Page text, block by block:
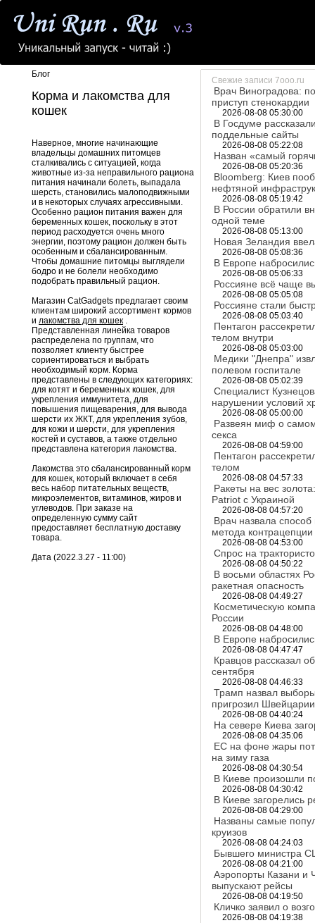
Блог
Корма и лакомства для
кошек
Наверное, многие начинающие
владельцы домашних питомцев
сталкивались с ситуацией, когда
животные из-за неправильного рациона
питания начинали болеть, выпадала
шерсть, становились малоподвижными
и в некоторых случаях агрессивными.
Особенно рацион питания важен для
беременных кошек, поскольку в этот
период расходуется очень много
энергии, поэтому рацион должен быть
особенным и сбалансированным.
Чтобы домашние питомцы выглядели
бодро и не болели необходимо
подобрать правильный рацион.
Магазин CatGadgets предлагает своим
клиентам широкий ассортимент кормов
и лакомства для кошек .
Представленная линейка товаров
распределена по группам, что
позволяет клиенту быстрее
сориентироваться и выбрать
необходимый корм. Корма
представлены в следующих категориях:
для котят и беременных кошек, для
укрепления иммунитета, для
повышения пищеварения, для вывода
шерсти их ЖКТ, для укрепления зубов,
для кожи и шерсти, для укрепления
костей и суставов, а также отдельно
представлена категория лакомства.
Лакомства это сбалансированный корм
для кошек, который включает в себя
весь набор питательных веществ,
микроэлементов, витаминов, жиров и
углеводов. При заказе на
определенную сумму сайт
предоставляет бесплатную доставку
товара.
Дата (2022.3.27 - 11:00)
Свежие записи 7ooo.ru
Врач Виноградова:
приступ стенокардии
2026-08-08 05:30:00
В Госдуме
поддельные сайты
2026-08-08 05:22:08
Назван «самый
2026-08-08 05:20:36
Bloomberg: Киев
нефтяной
2026-08-08 05:19:42
В России обратили
одной теме
2026-08-08 05:13:00
Новая Зеландия
2026-08-08 05:08:36
В Европе
2026-08-08 05:06:33
Россияне всё чаще
2026-08-08 05:05:08
Россияне стали
2026-08-08 05:03:40
Пентагон
телом внутри
2026-08-08 05:03:00
Медики "Днепра"
полевом госпитале
2026-08-08 05:02:39
Специалист
нарушении условий
2026-08-08 05:00:00
Развеян миф о
секса
2026-08-08 04:59:00
Пентагон
телом
2026-08-08 04:57:33
Ракеты на вес
Patriot с Украиной
2026-08-08 04:57:20
Врач назвала способ
метода контрацепции
2026-08-08 04:53:00
Спрос на
2026-08-08 04:50:22
В восьми областях
ракетная опасность
2026-08-08 04:49:27
Косметическую
России
2026-08-08 04:48:00
В Европе
2026-08-08 04:47:47
Кравцов рассказал
сентября
2026-08-08 04:46:33
Трамп назвал
пригрозил Швейцарии
2026-08-08 04:40:24
На севере Киева
2026-08-08 04:35:06
ЕС на фоне жары
на зиму газа
2026-08-08 04:30:54
В Киеве произошли
2026-08-08 04:30:42
В Киеве загорелись
2026-08-08 04:29:00
Названы самые
круизов
2026-08-08 04:24:03
Бывшего министра
2026-08-08 04:21:00
Аэропорты Казани и
выпускают рейсы
2026-08-08 04:19:50
Кличко заявил о
2026-08-08 04:19:38